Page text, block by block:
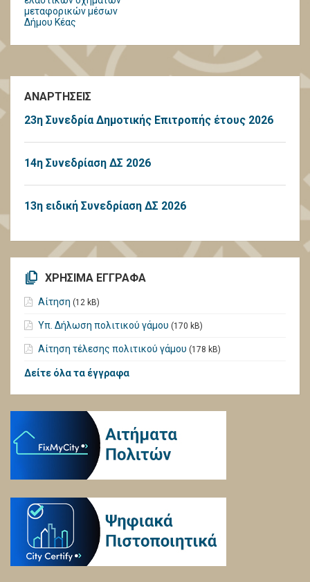
μεταφορικών μέσων
Δήμου Κέας
ΑΝΑΡΤΗΣΕΙΣ
23η Συνεδρία Δημοτικής Επιτροπής έτους 2026
14η Συνεδρίαση ΔΣ 2026
13η ειδική Συνεδρίαση ΔΣ 2026
ΧΡΗΣΙΜΑ ΕΓΓΡΑΦΑ
Αίτηση (12 kB)
Υπ. Δήλωση πολιτικού γάμου (170 kB)
Αίτηση τέλεσης πολιτικού γάμου (178 kB)
Δείτε όλα τα έγγραφα